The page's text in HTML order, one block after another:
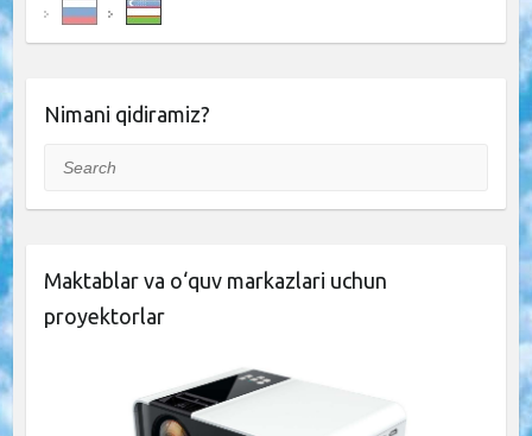
Nimani qidiramiz?
Search
Maktablar va o‘quv markazlari uchun
proyektorlar